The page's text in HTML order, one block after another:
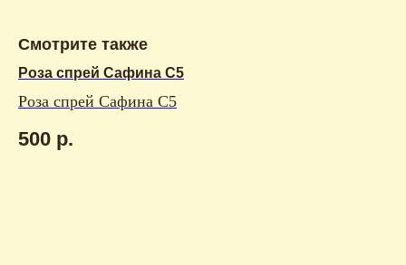
Смотрите также
Роза спрей Сафина С5
Роза спрей Сафина С5
500 р.